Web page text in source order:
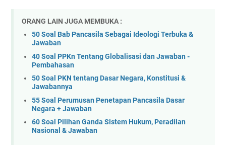
ORANG LAIN JUGA MEMBUKA :
50 Soal Bab Pancasila Sebagai Ideologi Terbuka &
Jawaban
40 Soal PPKn Tentang Globalisasi dan Jawaban -
Pembahasan
50 Soal PKN tentang Dasar Negara, Konstitusi &
Jawabannya
55 Soal Perumusan Penetapan Pancasila Dasar
Negara + Jawaban
60 Soal Pilihan Ganda Sistem Hukum, Peradilan
Nasional & Jawaban